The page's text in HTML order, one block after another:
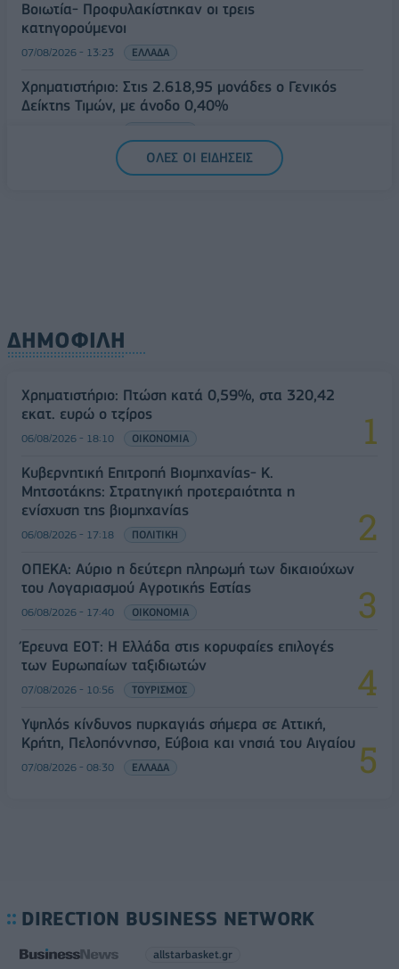
Βοιωτία- Προφυλακίστηκαν οι τρεις
κατηγορούμενοι
07/08/2026 - 13:23 ΕΛΛΑΔΑ
Χρηματιστήριο: Στις 2.618,95 μονάδες ο Γενικός
Δείκτης Τιμών, με άνοδο 0,40%
ΟΛΕΣ ΟΙ ΕΙΔΗΣΕΙΣ
ΔΗΜΟΦΙΛΗ
Χρηματιστήριο: Πτώση κατά 0,59%, στα 320,42
εκατ. ευρώ ο τζίρος
06/08/2026 - 18:10 ΟΙΚΟΝΟΜΙΑ
Κυβερνητική Επιτροπή Βιομηχανίας- Κ.
Μητσοτάκης: Στρατηγική προτεραιότητα η
ενίσχυση της βιομηχανίας
06/08/2026 - 17:18 ΠΟΛΙΤΙΚΗ
ΟΠΕΚΑ: Αύριο η δεύτερη πληρωμή των δικαιούχων
του Λογαριασμού Αγροτικής Εστίας
06/08/2026 - 17:40 ΟΙΚΟΝΟΜΙΑ
Έρευνα ΕΟΤ: Η Ελλάδα στις κορυφαίες επιλογές
των Ευρωπαίων ταξιδιωτών
07/08/2026 - 10:56 ΤΟΥΡΙΣΜΟΣ
Υψηλός κίνδυνος πυρκαγιάς σήμερα σε Αττική,
Κρήτη, Πελοπόννησο, Εύβοια και νησιά του Αιγαίου
07/08/2026 - 08:30 ΕΛΛΑΔΑ
DIRECTION BUSINESS NETWORK
allstarbasket.gr